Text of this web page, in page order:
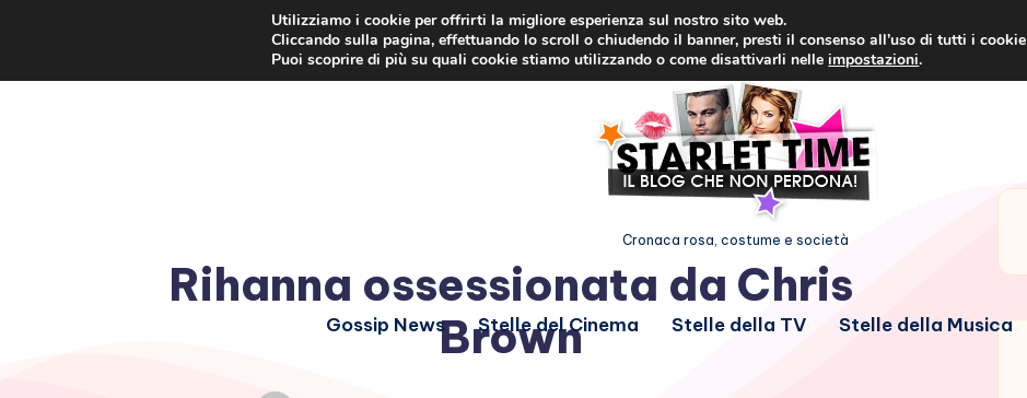
Cronaca rosa, costume e società
Gossip News Stelle del Cinema Stelle della TV Stelle della Musica
Rihanna ossessionata da Chris
Brown
Utilizziamo i cookie per offrirti la migliore esperienza sul nostro sito web.
Cliccando sulla pagina, effettuando lo scroll o chiudendo il banner, presti il consenso all’uso di tutti i cookie
Puoi scoprire di più su quali cookie stiamo utilizzando o come disattivarli nelleimpostazioni.